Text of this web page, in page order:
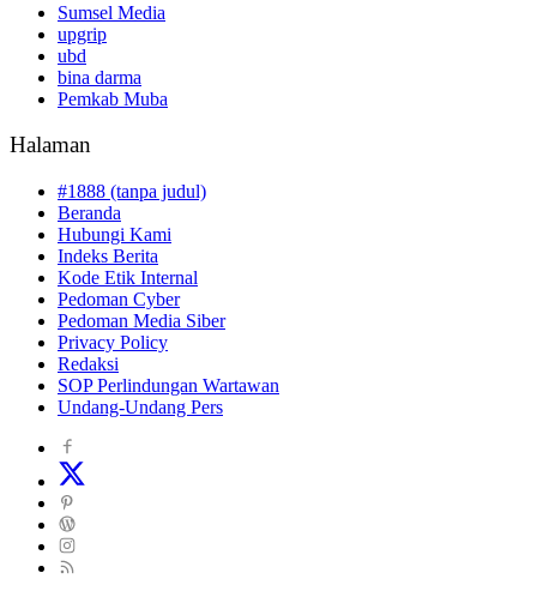
Sumsel Media
upgrip
ubd
bina darma
Pemkab Muba
Halaman
#1888 (tanpa judul)
Beranda
Hubungi Kami
Indeks Berita
Kode Etik Internal
Pedoman Cyber
Pedoman Media Siber
Privacy Policy
Redaksi
SOP Perlindungan Wartawan
Undang-Undang Pers